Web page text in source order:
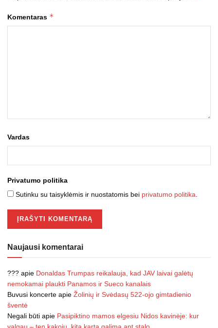
Komentaras *
Vardas
Privatumo politika
Sutinku su taisyklėmis ir nuostatomis bei privatumo politika
Naujausi komentarai
??? apie Donaldas Trumpas reikalauja, kad JAV laivai galėtų
nemokamai plaukti Panamos ir Sueco kanalais
Buvusi koncerte apie Žolinių ir Svėdasų 522-ojo gimtadienio
šventė
Negali būti apie Pasipiktino mamos elgesiu Nidos kavinėje: kur
valgau – ten kakoju, kitą kartą galima ant stalo